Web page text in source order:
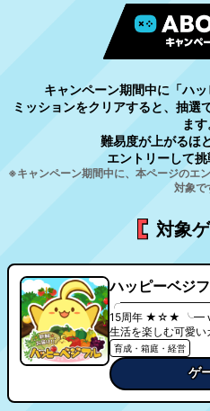
キャンペーン期間中に「ハ
ミッションをクリアすると、抽選
ます
難易度が上がるほ
エントリーして挑
※キャンペーン期間中に、本ページのエ
対象で
対象
ハッピーベジ
15周年 ★☆★
生活を楽しむ可愛い
プを作り、農園をデコレー
自分だけの農園に野
クを上げると本物
もらえるよ ━━ ✦ スープを作る ✦
育成・箱庭・経営
ゲ